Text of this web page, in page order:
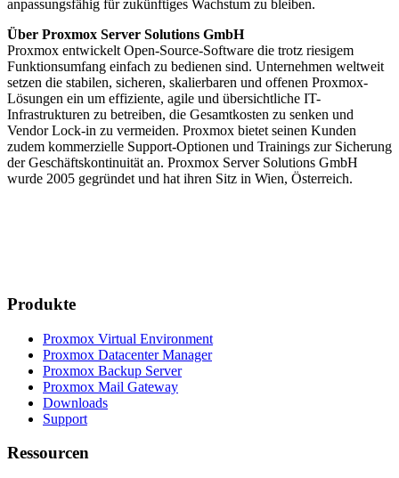
anpassungsfähig für zukünftiges Wachstum zu bleiben.
Über Proxmox Server Solutions GmbH
Proxmox entwickelt Open-Source-Software die trotz riesigem
Funktionsumfang einfach zu bedienen sind. Unternehmen weltweit
setzen die stabilen, sicheren, skalierbaren und offenen Proxmox-
Lösungen ein um effiziente, agile und übersichtliche IT-
Infrastrukturen zu betreiben, die Gesamtkosten zu senken und
Vendor Lock-in zu vermeiden. Proxmox bietet seinen Kunden
zudem kommerzielle Support-Optionen und Trainings zur Sicherung
der Geschäftskontinuität an. Proxmox Server Solutions GmbH
wurde 2005 gegründet und hat ihren Sitz in Wien, Österreich.
Produkte
Proxmox Virtual Environment
Proxmox Datacenter Manager
Proxmox Backup Server
Proxmox Mail Gateway
Downloads
Support
Ressourcen